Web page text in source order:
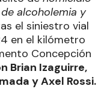
alcoholemia y
el siniestro vial
en el kilómetro
Concepción
Brian Izaguirre,
y Axel Rossi.